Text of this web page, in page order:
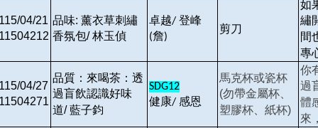
04/21 品味: 薰衣草刺繡
香氛包/ 林玉偵
卓越/ 登峰
(詹)
剪刀
如
繡
間
專
04/27
品質：來喝茶：透
過盲飲認識好味
道/ 藍子鈞
SDG12
健康/ 感恩
馬克杯或瓷杯
(勿帶金屬杯、
塑膠杯、紙杯)
你
過
體
來